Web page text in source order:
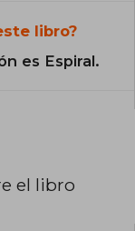
libro?
es Espiral.
el libro